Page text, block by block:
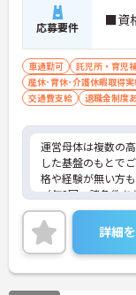
応募要件 ■資
車通勤可 託児所・育児
産休･育休･介護休暇取得実
交通費支給
退職金制度
運営母体は複数の
した基盤のもとで
格や経験が無い方
（年2回、諸条件あ
たの頑張りがしっ
給食（1日1食）や
育児給付金+（プ
取得支援制度（最
充実しています。
っており、スキル
詳細